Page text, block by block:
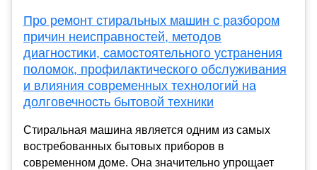
Про ремонт стиральных машин с разбором
причин неисправностей, методов
диагностики, самостоятельного устранения
поломок, профилактического обслуживания
и влияния современных технологий на
долговечность бытовой техники
Стиральная машина является одним из самых
востребованных бытовых приборов в
современном доме. Она значительно упрощает